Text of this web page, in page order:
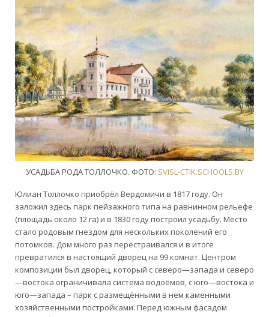
УСАДЬБА РОДА ТОЛЛОЧКО. ФОТО: SVISL-CTIK.SCHOOLS.BY
Юлиан Толлочко приобрёл Вердомичи в 1817году. Он
заложил здесь парк пейзажного типа на равнинном рельефе
(площадь около 12га)и в 1830годупостроил усадьбу. Место
стало родовым гнездом для несколькихпоколений его
потомков. Дом много раз перестраивался и в итоге
превратился в настоящий дворецна 99комнат. Центром
композиции был дворец,который с северо—запада и северо
—востока ограничивала система водоёмов, сюго—востока и
юго—запада – парк сразмещёнными в нем каменными
хозяйственными постройками. Передюжным фасадом